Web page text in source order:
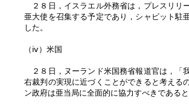
２８日，イスラエル外務省は，プレスリリ
亜大使を召集する予定であり，シャビット駐
した。
（ⅳ）米国
２８日，ヌーランド米国務省報道官は，「
右裁判の実現に近づくことができると考える
ン政府は亜当局に全面的に協力すべきである